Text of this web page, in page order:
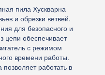
пила Хускварна
и обрезки ветвей.
для безопасного и
цепи обеспечивает
с режимом
времени работы.
работать в